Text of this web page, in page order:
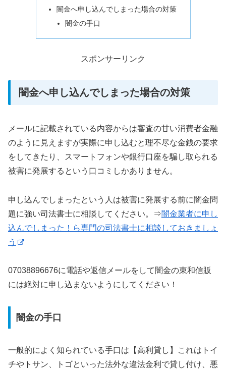
闇金へ申し込んでしまった場合の対策
闇金の手口
スポンサーリンク
闇金へ申し込んでしまった場合の対策
メールに記載されている内容からは審査の甘い消費者金融
のように見えますが実際に申し込むと理不尽な金銭の要求
をしてきたり、スマートフォンや銀行口座を騙し取られる
被害に発展するという口コミしかありません。
申し込んでしまったという人は被害に発展する前に闇金問
題に強い司法書士に相談してください。⇒闇金業者に申し
込んでしまった！ら専門の司法書士に相談しておきましょ
う
07038896676に電話や返信メールをして闇金の東和信販
には絶対に申し込まないようにしてください！
闇金の手口
一般的によく知られている手口は【高利貸し】これはトイ
チやトサン、トゴといった法外な違法金利で貸し付け、悪